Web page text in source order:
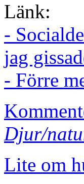
Länk:
-
jag
- Förre
Djur/
Lite om